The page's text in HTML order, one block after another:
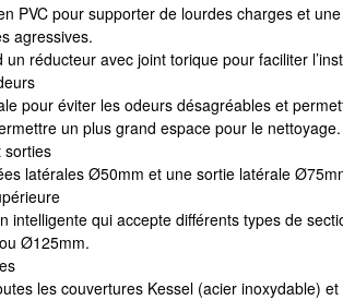
PVC pour supporter de lourdes charges et
agressives.
un réducteur avec joint torique pour faciliter
pour éviter les odeurs désagréables et
un plus grand espace pour le nettoyage.
sorties
latérales Ø50mm et une sortie latérale
intelligente qui accepte différents types de
Ø125mm.
les couvertures Kessel (acier inoxydable)